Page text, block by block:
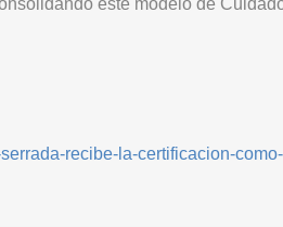
este modelo de
recibe-la-certificacion-